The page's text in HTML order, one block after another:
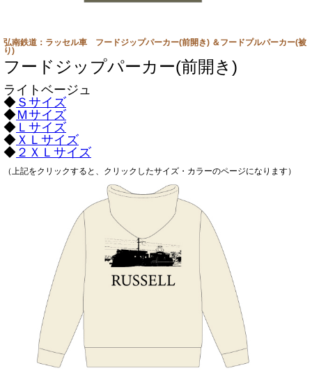
弘南鉄道：ラッセル車 フードジップパーカー(前開き) ＆フードプルパーカー(被
り)
フードジップパーカー(前開き)
ライトベージュ
◆ Ｓサイズ
◆Ｍサイズ
◆ Ｌサイズ
◆ ＸＬサイズ
◆ ２ＸＬサイズ
（上記をクリックすると、クリックしたサイズ・カラーのページになります）